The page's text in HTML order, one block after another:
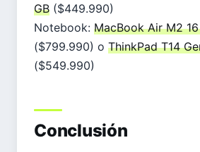
GB ($449.990)
Notebook: MacBook Air M2 16
($799.990) o ThinkPad T14
($549.990)
Conclusión